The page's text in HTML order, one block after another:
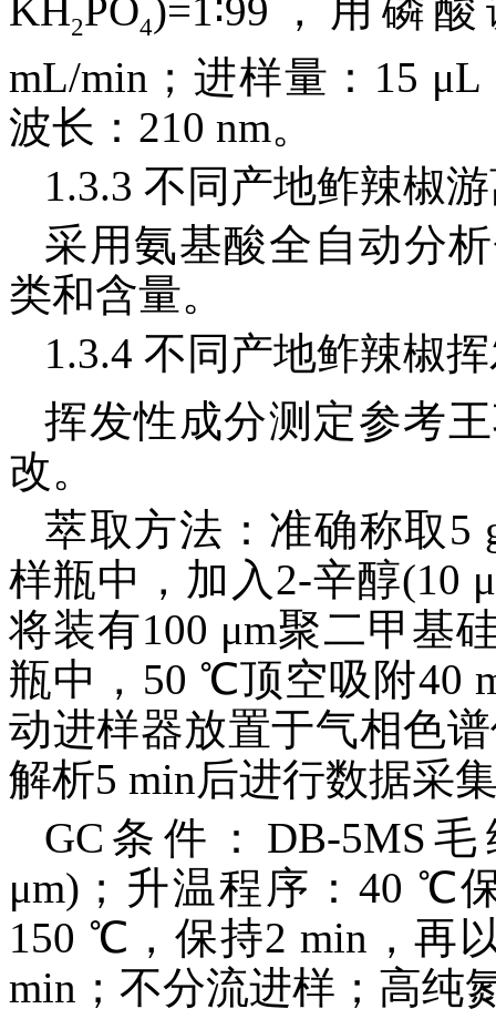
KH2PO4)=1∶99，用磷
mL/min；进样量：15
波长：210 nm。
1.3.3 不同产地鲊辣椒
采用氨基酸全自动分
类和含量。
1.3.4 不同产地鲊辣椒
挥发性成分测定参考
改。
萃取方法：准确称取5
样瓶中，加入2-辛醇(10
将装有100 μm聚二甲基
瓶中，50 ℃顶空吸附40
动进样器放置于气相色
解析5 min后进行数据采
GC条件：DB-5MS毛
μm)；升温程序：40 ℃
150 ℃，保持2 min，再
min；不分流进样；高纯